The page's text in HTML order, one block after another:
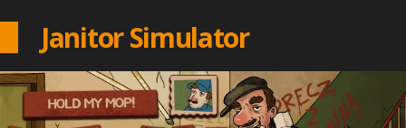
Janitor Simulator